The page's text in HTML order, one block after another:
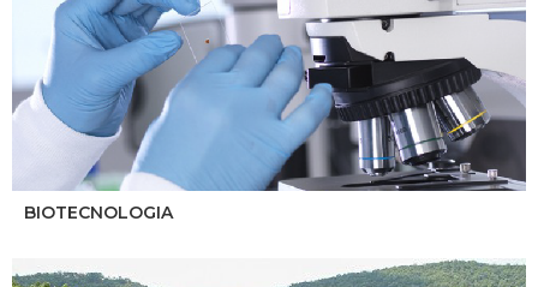
BIOTECNOLOGIA